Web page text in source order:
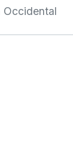
Occidental